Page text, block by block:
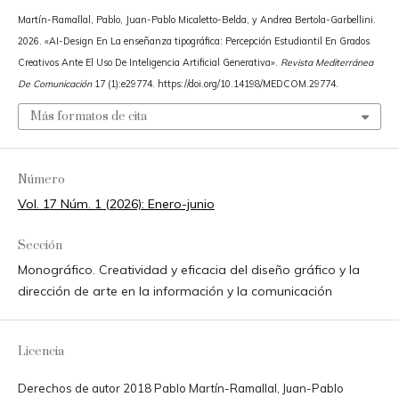
Martín-Ramallal, Pablo, Juan-Pablo Micaletto-Belda, y Andrea Bertola-Garbellini.
2026. «AI-Design En La enseñanza tipográfica: Percepción Estudiantil En Grados
Creativos Ante El Uso De Inteligencia Artificial Generativa». Revista Mediterránea
De Comunicación17 (1):e29774. https://doi.org/10.14198/MEDCOM.29774.
Más formatos de cita
Número
Vol. 17 Núm. 1 (2026): Enero-junio
Sección
Monográfico. Creatividad y eficacia del diseño gráfico y la
dirección de arte en la información y la comunicación
Licencia
Derechos de autor 2018 Pablo Martín-Ramallal, Juan-Pablo